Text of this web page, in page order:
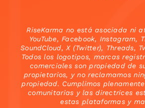
RiseKarma no está asociada ni
YouTube, Facebook, Instagram,
SoundCloud, X (Twitter), Threads,
Todos los logotipos, marcas
comerciales son propiedad de
propietarios, y no reclamamos
propiedad. Cumplimos
comunitarias y las directrices
estas plataformas y